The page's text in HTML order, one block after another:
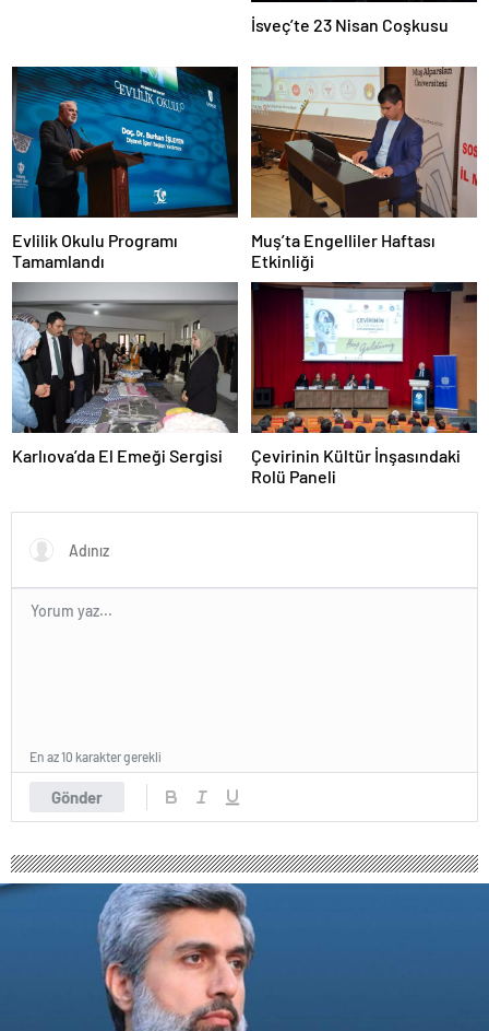
İsveç’te 23 Nisan Coşkusu
Evlilik Okulu Programı
Tamamlandı
Muş’ta Engelliler Haftası
Etkinliği
Karlıova’da El Emeği Sergisi
Çevirinin Kültür İnşasındaki
Rolü Paneli
Gönder
En az 10 karakter gerekli